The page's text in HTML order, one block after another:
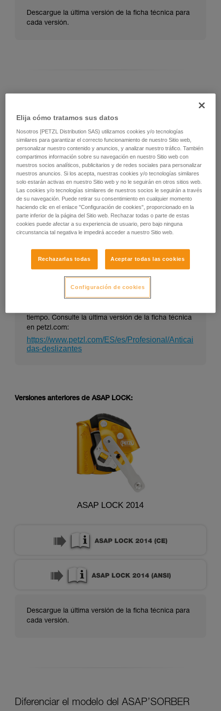
Descargue la última versión de la ficha técnica para
cada versión.
Modelo actual de ASAP LOCK:
ASAP LOCK 2026
tiempo. Consulte la última versión de la ficha técnica
en petzl.com:
https://www.petzl.com/ES/es/Profesional/Anticai
das-deslizantes
Versiones anteriores de ASAP LOCK:
ASAP LOCK 2014
Descargue la última versión de la ficha técnica para
cada versión.
Diferenciar el modelo del ASAP’SORBER
Elija cómo tratamos sus datos
Nosotros [PETZL Distribution SAS) utilizamos cookies y/o tecnologías
similares para garantizar el correcto funcionamiento de nuestro Sitio web,
personalizar nuestro contenido y anuncios, y analizar nuestro tráfico. También
compartimos información sobre su navegación en nuestro Sitio web con
nuestros socios analíticos, publicitarios y de redes sociales para personalizar
nuestros anuncios. Si los acepta, nuestras cookies y/o tecnologías similares
solo estarán activas en nuestro Sitio web y no le seguirán en otros sitios web.
Las cookies y/o tecnologías similares de nuestros socios le seguirán a través
de su navegación. Puede retirar su consentimiento en cualquier momento
haciendo clic en el enlace "Configuración de cookies", proporcionado en la
parte inferior de la página del Sitio web. Rechazar todas o parte de estas
cookies puede afectar a su experiencia de usuario, pero bajo ninguna
circunstancia tal negativa le impedirá acceder a nuestro Sitio web.
Rechazarlas todas Aceptar todas las cookies
Configuración de cookies